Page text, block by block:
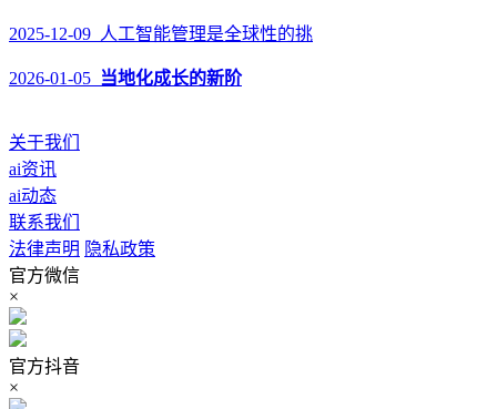
2025-12-09 人工智能管理是全球性的挑
2026-01-05 当地化成长的新阶
关于我们
ai资讯
ai动态
联系我们
法律声明 隐私政策
官方微信
×
官方抖音
×